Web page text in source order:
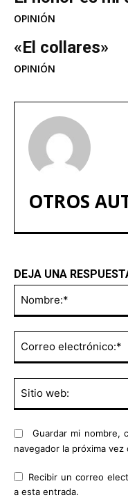
OPINIÓN
«El collares»
OPINIÓN
OTROS
DEJA UNA
Guardar mi nombre,
navegador la próxima
Recibir un correo
a esta entrada.